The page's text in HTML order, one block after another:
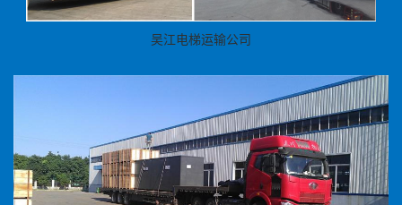
吴江电梯运输公司